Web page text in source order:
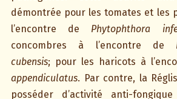
démontrée pour les tomates et les
l’encontre de Phytophthora
concombres à l’encontre de
cubensis; pour les haricots à
appendiculatus. Par contre, la
posséder d’activité anti-